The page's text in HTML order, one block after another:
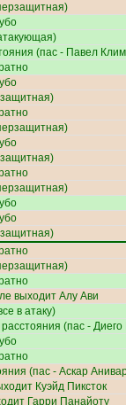
(пас - Павел
выходит Алу Ави
в атаку)
расстояния (пас - Диего
(пас - Аскар
Куэйд Пиксток
Гарри Панайоту